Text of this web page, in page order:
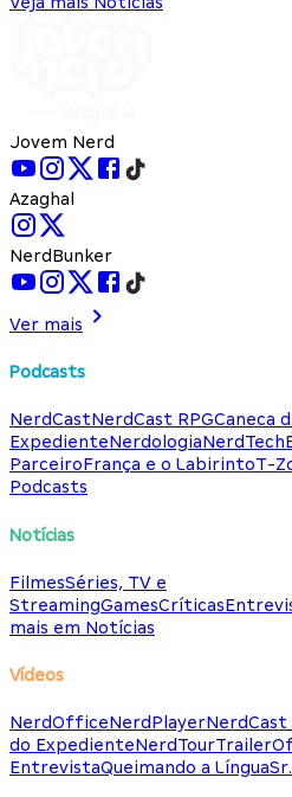
Jovem Nerd
Azaghal
NerdBunker
Ver mais
Podcasts
NerdCastNerdCast RPGCaneca
ExpedienteNerdologiaNerdTech
ParceiroFrança e o LabirintoT-
Podcasts
Notícias
FilmesSéries, TV e
StreamingGamesCríticas
mais em Notícias
Vídeos
NerdOfficeNerdPlayer
do ExpedienteNerdTour
EntrevistaQueimando a Língua